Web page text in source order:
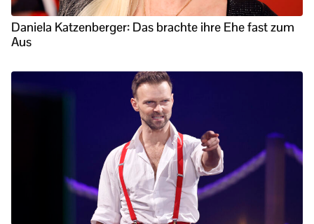
Daniela Katzenberger: Das brachte ihre Ehe fast zum
Aus